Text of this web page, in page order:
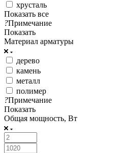
хрусталь
Показать все
?Примечание
Показать
Материал арматуры
дерево
камень
металл
полимер
?Примечание
Показать
Общая мощность, Вт